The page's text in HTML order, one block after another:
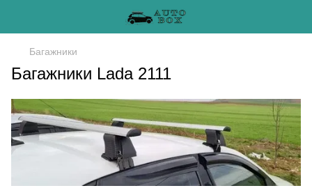
Багажники
Багажники Lada 2111